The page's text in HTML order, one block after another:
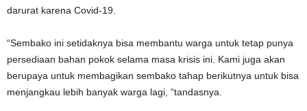
darurat karena Covid-19.
“Sembako ini setidaknya bisa membantu warga untuk tetap punya
persediaan bahan pokok selama masa krisis ini. Kami juga akan
berupaya untuk membagikan sembako tahap berikutnya untuk bisa
menjangkau lebih banyak warga lagi, “tandasnya.